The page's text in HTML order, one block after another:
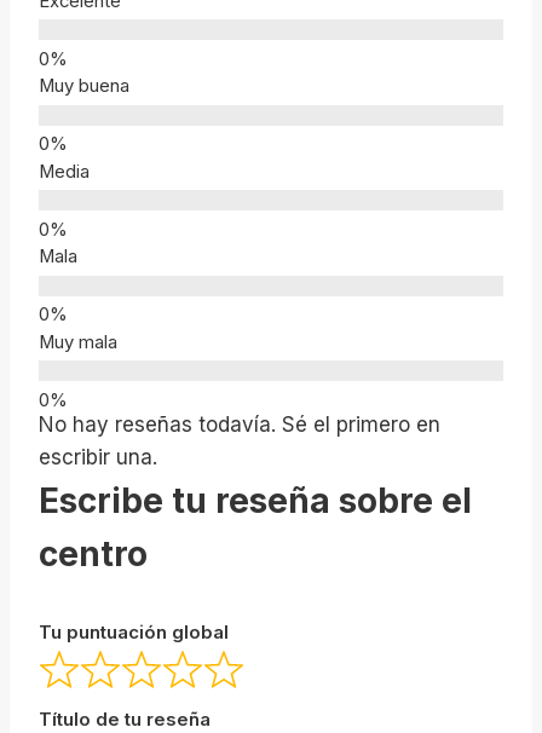
Muy buena
Media
Mala
Muy mala
No hay reseñas todavía. Sé el primero en
escribir una.
Escribe tu reseña sobre el
centro
Tu puntuación global
Título de tu reseña